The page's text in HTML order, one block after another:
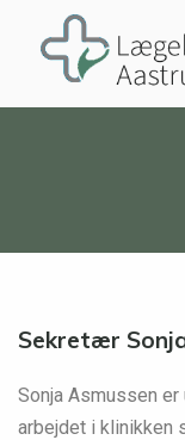
Sekretær
Sonja Asmussen
arbejdet i klinikken